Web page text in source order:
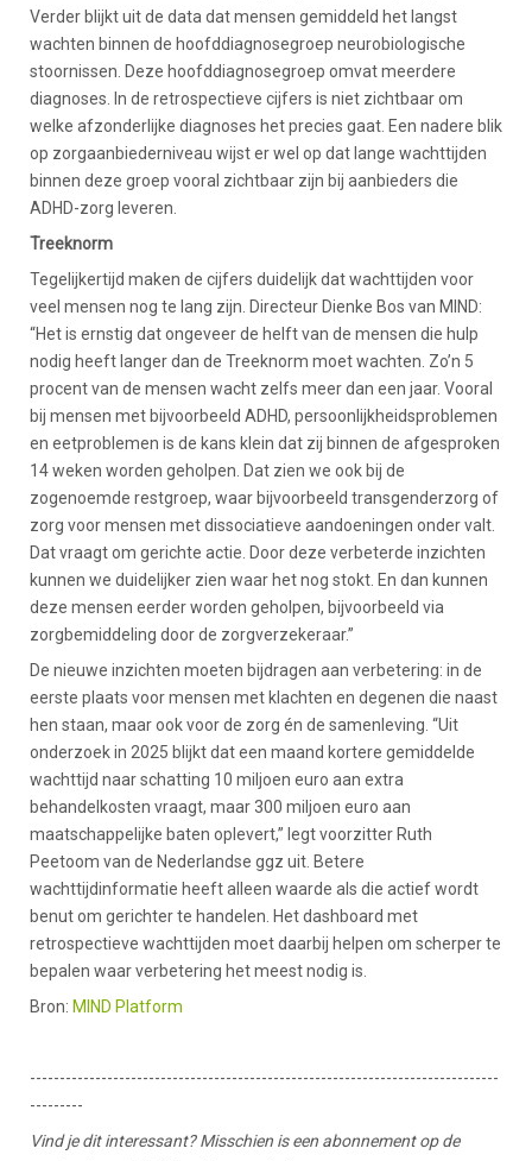
Verder blijkt uit de data dat mensen gemiddeld het langst
wachten binnen de hoofddiagnosegroep neurobiologische
stoornissen. Deze hoofddiagnosegroep omvat meerdere
diagnoses. In de retrospectieve cijfers is niet zichtbaar om
welke afzonderlijke diagnoses het precies gaat. Een nadere blik
op zorgaanbiederniveau wijst er wel op dat lange wachttijden
binnen deze groep vooral zichtbaar zijn bij aanbieders die
ADHD-zorg leveren.
Treeknorm
Tegelijkertijd maken de cijfers duidelijk dat wachttijden voor
veel mensen nog te lang zijn. Directeur Dienke Bos van MIND:
“Het is ernstig dat ongeveer de helft van de mensen die hulp
nodig heeft langer dan de Treeknorm moet wachten. Zo’n 5
procent van de mensen wacht zelfs meer dan een jaar. Vooral
bij mensen met bijvoorbeeld ADHD, persoonlijkheidsproblemen
en eetproblemen is de kans klein dat zij binnen de afgesproken
14 weken worden geholpen. Dat zien we ook bij de
zogenoemde restgroep, waar bijvoorbeeld transgenderzorg of
zorg voor mensen met dissociatieve aandoeningen onder valt.
Dat vraagt om gerichte actie. Door deze verbeterde inzichten
kunnen we duidelijker zien waar het nog stokt. En dan kunnen
deze mensen eerder worden geholpen, bijvoorbeeld via
zorgbemiddeling door de zorgverzekeraar.”
De nieuwe inzichten moeten bijdragen aan verbetering: in de
eerste plaats voor mensen met klachten en degenen die naast
hen staan, maar ook voor de zorg én de samenleving. “Uit
onderzoek in 2025 blijkt dat een maand kortere gemiddelde
wachttijd naar schatting 10 miljoen euro aan extra
behandelkosten vraagt, maar 300 miljoen euro aan
maatschappelijke baten oplevert,” legt voorzitter Ruth
Peetoom van de Nederlandse ggz uit. Betere
wachttijdinformatie heeft alleen waarde als die actief wordt
benut om gerichter te handelen. Het dashboard met
retrospectieve wachttijden moet daarbij helpen om scherper te
bepalen waar verbetering het meest nodig is.
Bron: MIND Platform
-------------------------------------------------------------------------------
---------
Vind je dit interessant? Misschien is een abonnement op de